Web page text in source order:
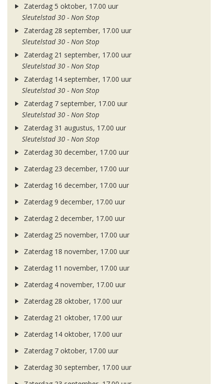
Zaterdag 5 oktober, 17.00 uur
Sleutelstad 30 - Non Stop
Zaterdag 28 september, 17.00 uur
Sleutelstad 30 - Non Stop
Zaterdag 21 september, 17.00 uur
Sleutelstad 30 - Non Stop
Zaterdag 14 september, 17.00 uur
Sleutelstad 30 - Non Stop
Zaterdag 7 september, 17.00 uur
Sleutelstad 30 - Non Stop
Zaterdag 31 augustus, 17.00 uur
Sleutelstad 30 - Non Stop
Zaterdag 30 december, 17.00 uur
Zaterdag 23 december, 17.00 uur
Zaterdag 16 december, 17.00 uur
Zaterdag 9 december, 17.00 uur
Zaterdag 2 december, 17.00 uur
Zaterdag 25 november, 17.00 uur
Zaterdag 18 november, 17.00 uur
Zaterdag 11 november, 17.00 uur
Zaterdag 4 november, 17.00 uur
Zaterdag 28 oktober, 17.00 uur
Zaterdag 21 oktober, 17.00 uur
Zaterdag 14 oktober, 17.00 uur
Zaterdag 7 oktober, 17.00 uur
Zaterdag 30 september, 17.00 uur